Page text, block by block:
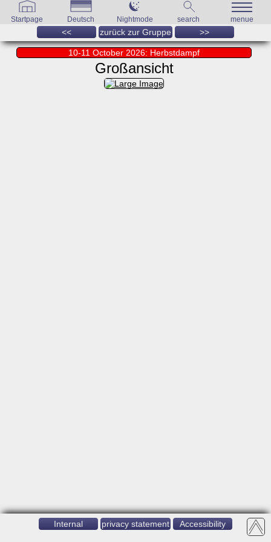
Startpage Deutsch Nightmode search menue
<< zurück zur Gruppe >>
10-11 October 2026: Herbstdampf
Großansicht
Internal privacy statement Accessibility